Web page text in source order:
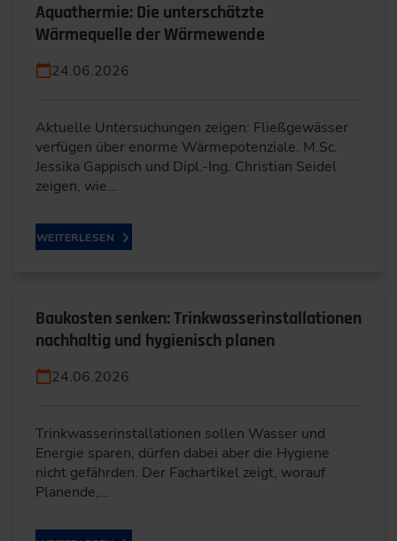
Aquathermie: Die unterschätzte
Wärmequelle der Wärmewende
24.06.2026
Aktuelle Untersuchungen zeigen: Fließgewässer
verfügen über enorme Wärmepotenziale. M.Sc.
Jessika Gappisch und Dipl.-Ing. Christian Seidel
zeigen, wie…
WEITERLESEN
Baukosten senken: Trinkwasserinstallationen
nachhaltig und hygienisch planen
24.06.2026
Trinkwasserinstallationen sollen Wasser und
Energie sparen, dürfen dabei aber die Hygiene
nicht gefährden. Der Fachartikel zeigt, worauf
Planende,…